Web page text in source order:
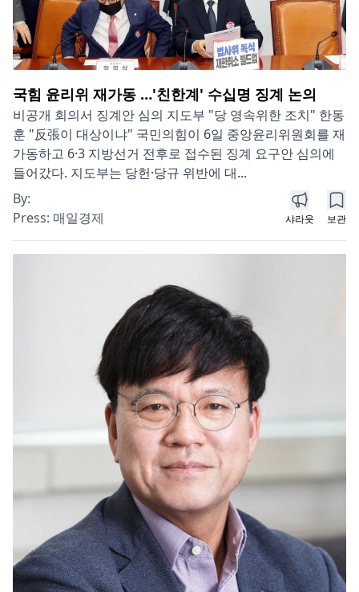
국힘 윤리위 재가동 …'친한계' 수십명 징계 논의
비공개 회의서 징계안 심의 지도부 "당 영속위한 조치" 한동
훈 "反張이 대상이냐" 국민의힘이 6일 중앙윤리위원회를 재
가동하고 6·3 지방선거 전후로 접수된 징계 요구안 심의에
들어갔다. 지도부는 당헌·당규 위반에 대...
By:
Press: 매일경제 샤라웃 보관